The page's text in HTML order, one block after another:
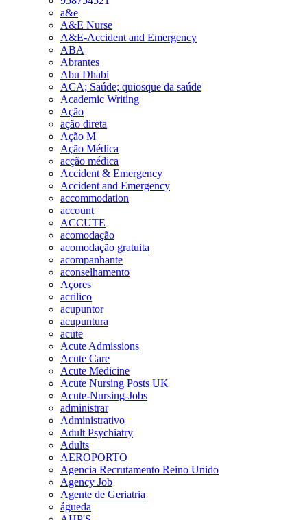
a&e
A&E Nurse
A&E-Accident and Emergency
ABA
Abrantes
Abu Dhabi
ACA; Saúde; quiosque da saúde
Academic Writing
Ação
ação direta
Ação M
Ação Médica
acção médica
Accident & Emergency
Accident and Emergency
accommodation
account
ACCUTE
acomodação
acomodação gratuita
acompanhante
aconselhamento
Açores
acrilico
acupuntor
acupuntura
acute
Acute Admissions
Acute Care
Acute Medicine
Acute Nursing Posts UK
Acute-Nursing-Jobs
administrar
Administrativo
Adult Psychiatry
Adults
AEROPORTO
Agencia Recrutamento Reino Unido
Agency Job
Agente de Geriatria
águeda